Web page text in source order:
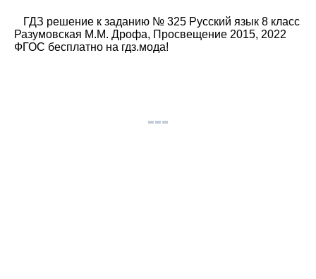
ГДЗ решение к заданию № 325 Русский язык 8 класс
Разумовская М.М. Дрофа, Просвещение 2015, 2022
ФГОС бесплатно на гдз.мода!